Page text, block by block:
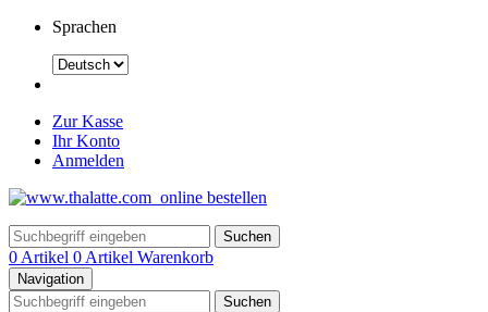
Sprachen
Zur Kasse
Ihr Konto
Anmelden
Suchen
0 Artikel 0 Artikel Warenkorb
Navigation
Suchen